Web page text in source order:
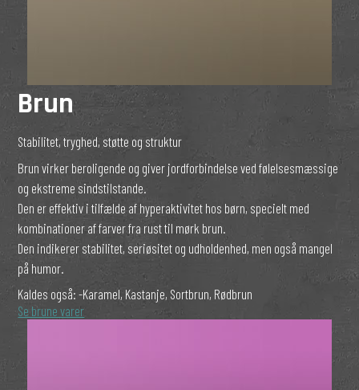
Brun
Stabilitet, tryghed, støtte og struktur
Brun virker beroligende og giver jordforbindelse ved følelsesmæssige
og ekstreme sindstilstande.
Den er effektiv i tilfælde af hyperaktivitet hos børn, specielt med
kombinationer af farver fra rust til mørk brun.
Den indikerer stabilitet, seriøsitet og udholdenhed, men også mangel
på humor.
Kaldes også:-Karamel, Kastanje, Sortbrun, Rødbrun
Se brune varer